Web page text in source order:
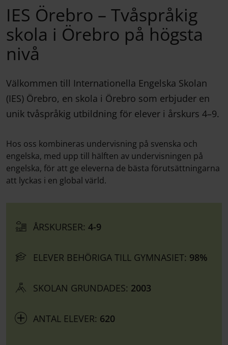
IES Örebro – Tvåspråkig
skola i Örebro på högsta
nivå
Välkommen till Internationella Engelska Skolan
(IES) Örebro, en skola i Örebro som erbjuder en
unik tvåspråkig utbildning för elever i årskurs 4–9.
Hos oss kombineras undervisning på svenska och
engelska, med upp till hälften av undervisningen på
engelska, för att ge eleverna de bästa förutsättningarna
att lyckas i en global värld.
ÅRSKURSER: 4-9
ELEVER BEHÖRIGA TILL GYMNASIET: 98%
SKOLAN GRUNDADES: 2003
ANTAL ELEVER: 620